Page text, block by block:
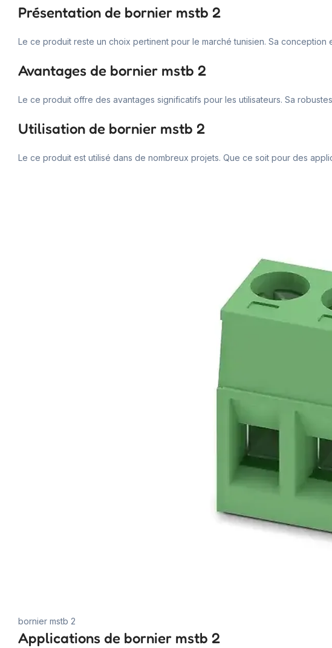
Présentation de bornier mstb 2
Le ce produit reste un choix pertinent pour le marché tunisien. Sa
Avantages de bornier mstb 2
Le ce produit offre des avantages significatifs pour les utilisateurs. Sa
Utilisation de bornier mstb 2
Le ce produit est utilisé dans de nombreux projets. Que ce soit pour des
bornier mstb 2
Applications de bornier mstb 2